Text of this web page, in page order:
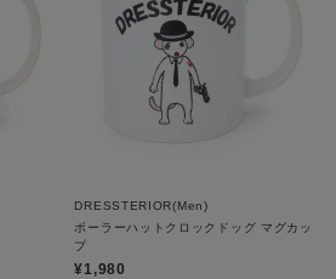
DRESSTERIOR(Men)
ボーラーハットクロックドッグ マグカッ
プ
¥1,980